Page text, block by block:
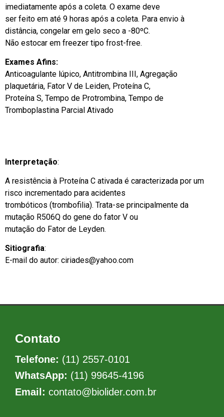
imediatamente após a coleta. O exame deve
ser feito em até 9 horas após a coleta. Para envio à
distância, congelar em gelo seco a -80ºC.
Não estocar em freezer tipo frost-free.
Exames Afins:
Anticoagulante lúpico, Antitrombina III, Agregação
plaquetária, Fator V de Leiden, Proteína C,
Proteína S, Tempo de Protrombina, Tempo de
Tromboplastina Parcial Ativado
Interpretação:
A resistência à Proteína C ativada é caracterizada por um
risco incrementado para acidentes
trombóticos (trombofilia). Trata-se principalmente da
mutação R506Q do gene do fator V ou
mutação do Fator de Leyden.
Sitiografia:
E-mail do autor: ciriades@yahoo.com
Contato
Telefone: (11) 2557-0101
WhatsApp: (11) 99645-4196
Email: contato@biolider.com.br